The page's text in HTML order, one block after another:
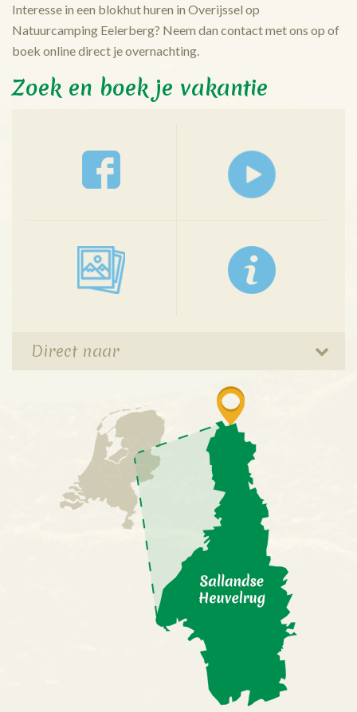
Interesse in een blokhut huren in Overijssel op
Natuurcamping Eelerberg? Neem dan contact met ons op of
boek online direct je overnachting.
Zoek en boek je vakantie
Direct naar